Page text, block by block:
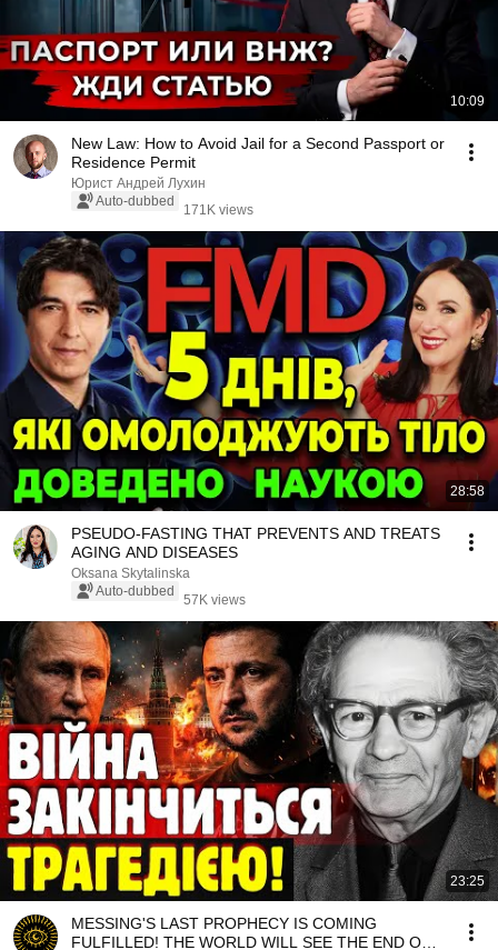
10:09
New Law: How to Avoid Jail for a Second Passport or
Residence Permit
Юрист Андрей Лухин
Auto-dubbed
171K views
28:58
PSEUDO-FASTING THAT PREVENTS AND TREATS
AGING AND DISEASES
Oksana Skytalinska
Auto-dubbed
57K views
23:25
MESSING'S LAST PROPHECY IS COMING
FULFILLED! THE WORLD WILL SEE THE END OF